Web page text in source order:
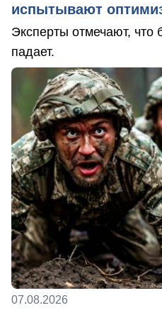
испытывают
Эксперты отмечают, что
падает.
07.08.2026